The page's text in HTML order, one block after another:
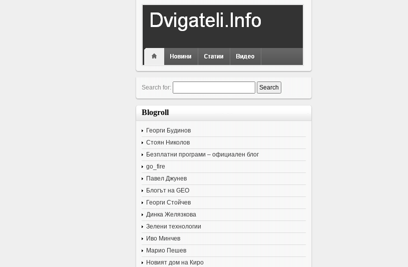
Search for:
Blogroll
Георги Будинов
Стоян Николов
Безплатни програми – официален блог
go_fire
Павел Джунев
Блогът на GEO
Георги Стойчев
Динка Желязкова
Зелени технологии
Иво Минчев
Марио Пешев
Новият дом на Киро